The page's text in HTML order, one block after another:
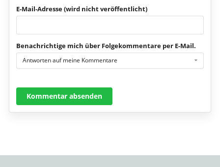
E-Mail-Adresse (wird nicht veröffentlicht)
Benachrichtige mich über Folgekommentare per E-Mail.
Antworten auf meine Kommentare
Kommentar absenden